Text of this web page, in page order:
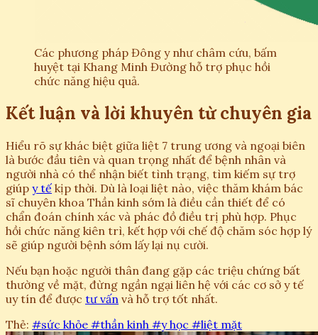
Các phương pháp Đông y như châm cứu, bấm
huyệt tại Khang Minh Đường hỗ trợ phục hồi
chức năng hiệu quả.
Kết luận và lời khuyên từ chuyên gia
Hiểu rõ sự khác biệt giữa liệt 7 trung ương và ngoại biên
là bước đầu tiên và quan trọng nhất để bệnh nhân và
người nhà có thể nhận biết tình trạng, tìm kiếm sự trợ
giúp y tế kịp thời. Dù là loại liệt nào, việc thăm khám bác
sĩ chuyên khoa Thần kinh sớm là điều cần thiết để có
chẩn đoán chính xác và phác đồ điều trị phù hợp. Phục
hồi chức năng kiên trì, kết hợp với chế độ chăm sóc hợp lý
sẽ giúp người bệnh sớm lấy lại nụ cười.
Nếu bạn hoặc người thân đang gặp các triệu chứng bất
thường về mặt, đừng ngần ngại liên hệ với các cơ sở y tế
uy tín để được tư vấn và hỗ trợ tốt nhất.
Thẻ: #sức khỏe #thần kinh #y học #liệt mặt